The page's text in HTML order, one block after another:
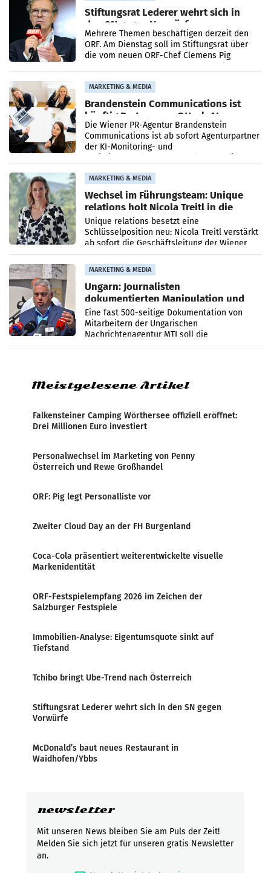
Stiftungsrat Lederer wehrt sich in
den SN gegen Vorwürfe
Mehrere Themen beschäftigen derzeit den
ORF. Am Dienstag soll im Stiftungsrat über
die vom neuen ORF-Chef Clemens Pig
MARKETING & MEDIA
Brandenstein Communications ist
künftig Partner von OtterlyAI
Die Wiener PR-Agentur Brandenstein
Communications ist ab sofort Agenturpartner
der KI-Monitoring- und
MARKETING & MEDIA
Wechsel im Führungsteam: Unique
relations holt Nicola Treitl in die
Geschäftsleitung
Unique relations besetzt eine
Schlüsselposition neu: Nicola Treitl verstärkt
ab sofort die Geschäftsleitung der Wiener
PR-Agentur an der Seite von Josef Kalina und
Anna Kalina-Mahr.
MARKETING & MEDIA
Ungarn: Journalisten
dokumentierten Manipulation und
Zensur
Eine fast 500-seitige Dokumentation von
Mitarbeitern der Ungarischen
Nachrichtenagentur MTI soll die
systematische Nachrichten-Manipulation und
Meistgelesene Artikel
Falkensteiner Camping Wörthersee offiziell eröffnet:
Drei Millionen Euro investiert
Personalwechsel im Marketing von Penny
Österreich und Rewe Großhandel
ORF: Pig legt Personalliste vor
Zweiter Cloud Day an der FH Burgenland
Coca-Cola präsentiert weiterentwickelte visuelle
Markenidentität
ORF-Festspielempfang 2026 im Zeichen der
Salzburger Festspiele
Immobilien-Analyse: Eigentumsquote sinkt auf
Tiefstand
Tchibo bringt Ube-Trend nach Österreich
Stiftungsrat Lederer wehrt sich in den SN gegen
Vorwürfe
McDonald’s baut neues Restaurant in
Waidhofen/Ybbs
newsletter
Mit unseren News bleiben Sie am Puls der Zeit!
Melden Sie sich jetzt für unseren gratis Newsletter
an.